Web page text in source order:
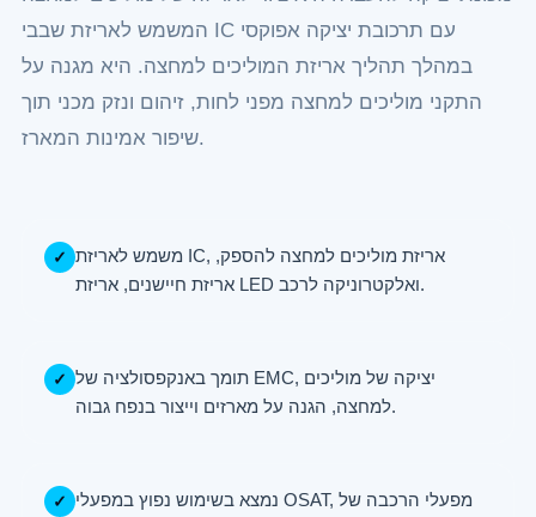
המשמש לאריזת שבבי IC עם תרכובת יציקה אפוקסי
במהלך תהליך אריזת המוליכים למחצה. היא מגנה על
התקני מוליכים למחצה מפני לחות, זיהום ונזק מכני תוך
שיפור אמינות המארז.
✓ משמש לאריזת IC, אריזת מוליכים למחצה להספק,
אריזת חיישנים, אריזת LED ואלקטרוניקה לרכב.
✓ תומך באנקפסולציה של EMC, יציקה של מוליכים
למחצה, הגנה על מארזים וייצור בנפח גבוה.
✓ נמצא בשימוש נפוץ במפעלי OSAT, מפעלי הרכבה של